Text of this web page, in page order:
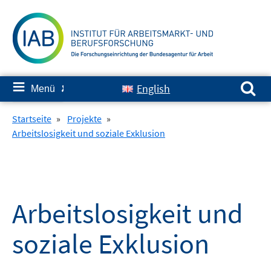
zum
Inhalt
≡ Menü ✘ English
Suchen nach:
Startseite » Projekte »
Arbeitslosigkeit und soziale Exklusion
Arbeitslosigkeit und
soziale Exklusion